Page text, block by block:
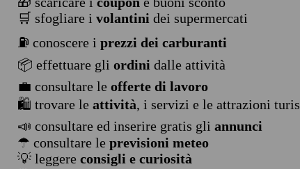
🛒 sfogliare i volantini dei supermercati
⛽ conoscere i prezzi dei carburanti
📦 effettuare gli ordini dalle attività
💼 consultare le offerte di lavoro
🛍️ trovare le attività, i servizi e le attrazioni
📣 consultare ed inserire gratis gli annunci
☂ consultare le previsioni meteo
💡 leggere consigli e curiosità